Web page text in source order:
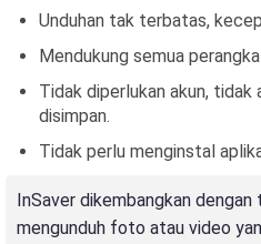
Unduhan tak terbatas,
Mendukung semua
Tidak diperlukan akun, tidak
disimpan.
Tidak perlu menginstal
InSaver dikembangkan dengan
mengunduh foto atau video